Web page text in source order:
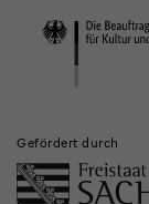
Gefördert durch